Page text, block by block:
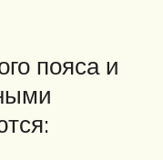
пояса и